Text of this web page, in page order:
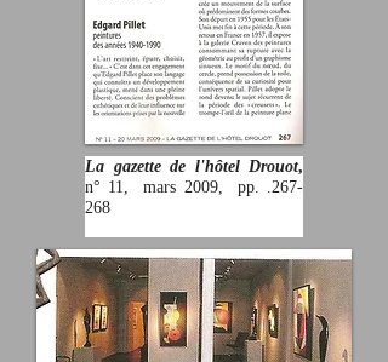
La gazette de l'hôtel Drouot,
n° 11, mars 2009, pp. .267-
268